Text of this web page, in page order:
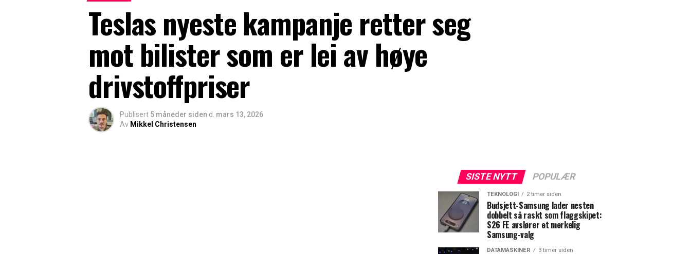
Teslas nyeste kampanje retter seg
mot bilister som er lei av høye
drivstoffpriser
Publisert 5 måneder siden d. mars 13, 2026
Av Mikkel Christensen
SISTE NYTT POPULÆR
TEKNOLOGI 2 timer siden
Budsjett-Samsung lader nesten
dobbelt så raskt som flaggskipet:
S26 FE avslører et merkelig
Samsung-valg
DATAMASKINER 3 timer siden